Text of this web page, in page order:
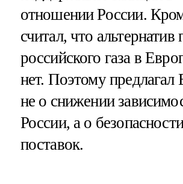
отношении России.
считал, что альтернатив
российского газа в
нет. Поэтому предлагал
не о снижении
России, а о
поставок.